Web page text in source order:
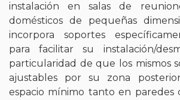
instalación en salas de
domésticos de pequeñas
incorpora soportes
para facilitar su instalación/
particularidad de que los mismos
ajustables por su zona
espacio mínimo tanto en paredes